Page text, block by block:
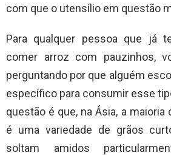
com que o utensílio em questão
Para qualquer pessoa que já
comer arroz com pauzinhos,
perguntando por que alguém
específico para consumir esse
questão é que, na Ásia, a
é uma variedade de grãos
soltam amidos